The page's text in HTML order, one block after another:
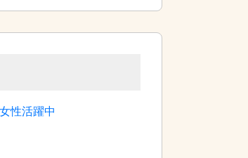
女性活躍中